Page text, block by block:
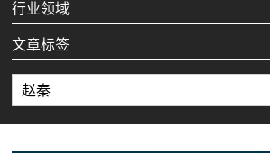
行业领域
文章标签